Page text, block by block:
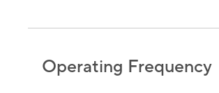
Operating Frequency